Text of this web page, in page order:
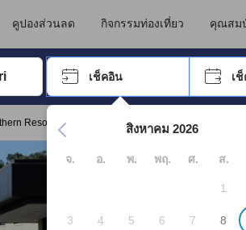
คูปองส่วนลด กิจกรรมท่องเที่ยว คุณสม
ปุ่ม Tab เพื่อเลื่อนหาคำที่ต้องการ แล้วกดปุ่ม Enter เ
เช็คอิน เ
กด Enter เพื่อเลือกวันที่ ใช้ปุ่มลูกศรเพื่อ
สิงหาคม 2026
จ. อ. พ. พฤ. ศ. ส.
1
3 4 5 6 7 8
Resort, An'nupuri"
างไปเข้าพัก ดังนั้น คะแนนรีวิวและความคิดเห็